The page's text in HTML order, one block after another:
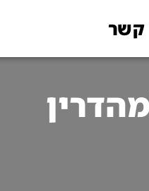
קשר